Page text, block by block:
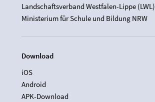
Landschaftsverband Westfalen-Lippe (LWL)
Ministerium für Schule und Bildung NRW
Download
iOS
Android
APK-Download